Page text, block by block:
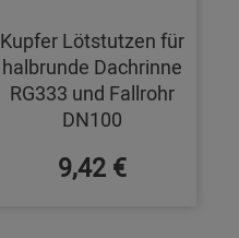
Kupfer Lötstutzen für
halbrunde Dachrinne
RG333 und Fallrohr
DN100
9,42 €